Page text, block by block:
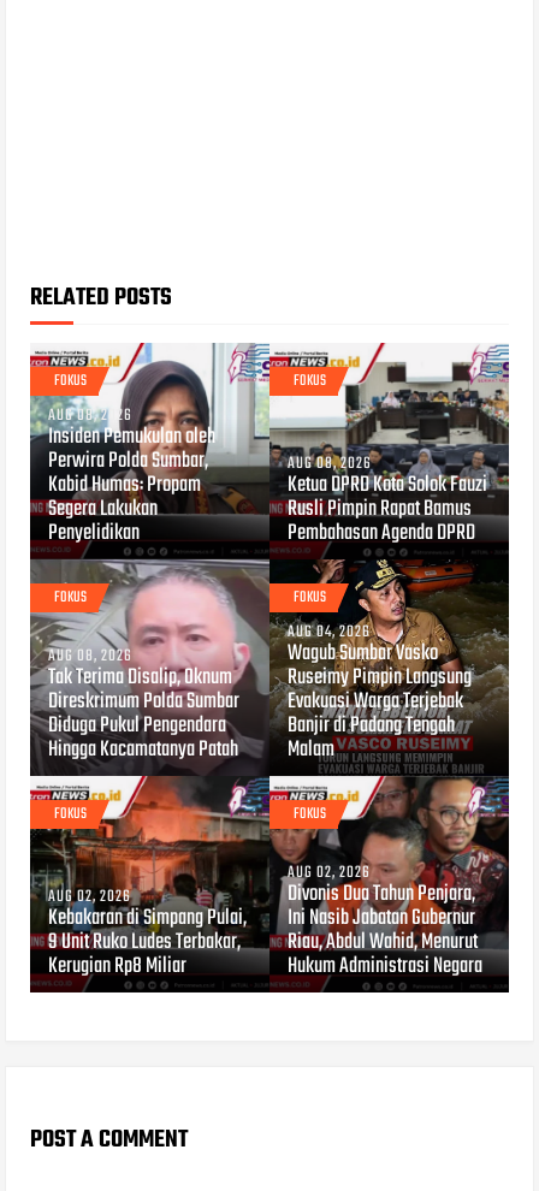
RELATED POSTS
FOKUS
AUG 08, 2026
Insiden Pemukulan oleh
Perwira Polda Sumbar,
Kabid Humas: Propam
Segera Lakukan
Penyelidikan
FOKUS
AUG 08, 2026
Ketua DPRD Kota Solok Fauzi
Rusli Pimpin Rapat Bamus
Pembahasan Agenda DPRD
FOKUS
AUG 08, 2026
Tak Terima Disalip, Oknum
Direskrimum Polda Sumbar
Diduga Pukul Pengendara
Hingga Kacamatanya Patah
FOKUS
AUG 04, 2026
Wagub Sumbar Vasko
Ruseimy Pimpin Langsung
Evakuasi Warga Terjebak
Banjir di Padang Tengah
Malam
FOKUS
AUG 02, 2026
Kebakaran di Simpang Pulai,
9 Unit Ruko Ludes Terbakar,
Kerugian Rp8 Miliar
FOKUS
AUG 02, 2026
Divonis Dua Tahun Penjara,
Ini Nasib Jabatan Gubernur
Riau, Abdul Wahid, Menurut
Hukum Administrasi Negara
POST A COMMENT